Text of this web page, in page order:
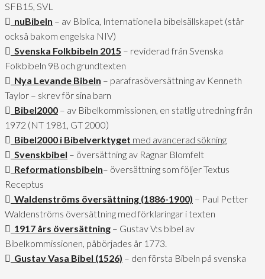
SFB15, SVL
nuBibeln – av Biblica, Internationella bibelsällskapet (står
också bakom engelska NIV)
Svenska Folkbibeln 2015 – reviderad från Svenska
Folkbibeln 98 och grundtexten
Nya Levande Bibeln – parafrasöversättning av Kenneth
Taylor – skrev för sina barn
Bibel2000 – av Bibelkommissionen, en statlig utredning från
1972 (NT 1981, GT 2000)
Bibel2000 i Bibelverktyget med avancerad sökning
Svenskbibel – översättning av Ragnar Blomfelt
Reformationsbibeln– översättning som följer Textus
Receptus
Waldenströms översättning (1886-1900) – Paul Petter
Waldenströms översättning med förklaringar i texten
1917 års översättning – Gustav V:s bibel av
Bibelkommissionen, påbörjades år 1773.
Gustav Vasa Bibel (1526) – den första Bibeln på svenska